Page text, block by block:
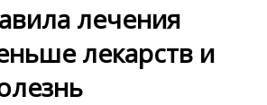
лечения
лекарств и